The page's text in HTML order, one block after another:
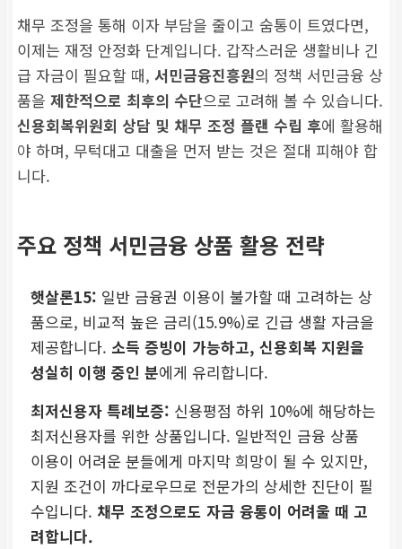
채무 조정을 통해 이자 부담을 줄이고 숨통이 트였다면,
이제는 재정 안정화 단계입니다. 갑작스러운 생활비나 긴
급 자금이 필요할 때, 서민금융진흥원의 정책 서민금융 상
품을 제한적으로 최후의 수단으로 고려해 볼 수 있습니다.
신용회복위원회 상담 및 채무 조정 플랜 수립 후에 활용해
야 하며, 무턱대고 대출을 먼저 받는 것은 절대 피해야 합
니다.
주요 정책 서민금융 상품 활용 전략
햇살론15: 일반 금융권 이용이 불가할 때 고려하는 상
품으로, 비교적 높은 금리(15.9%)로 긴급 생활 자금을
제공합니다. 소득 증빙이 가능하고, 신용회복 지원을
성실히 이행 중인 분에게 유리합니다.
최저신용자 특례보증: 신용평점 하위 10%에 해당하는
최저신용자를 위한 상품입니다. 일반적인 금융 상품
이용이 어려운 분들에게 마지막 희망이 될 수 있지만,
지원 조건이 까다로우므로 전문가의 상세한 진단이 필
수입니다. 채무 조정으로도 자금 융통이 어려울 때 고
려합니다.